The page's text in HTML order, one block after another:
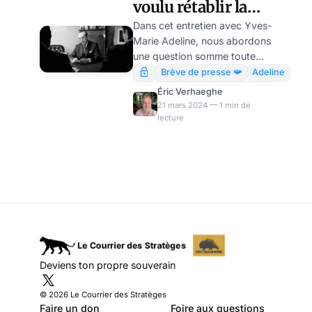
du corps social.
voulu rétablir la
monarchie ?
Dans cet entretien avec Yves-
Marie Adeline, nous abordons
une question somme toute
assez méconnue de la geste
gaullienne : le grand Charles
rêvait-il ou non de rétablir la
monarchie en France ? Dans
Brève de presse 📯
Adeline
Éric Verhaeghe
21 mars 2024 — 1 min de
lecture
Deviens ton propre souverain
© 2026 Le Courrier des Stratèges
Faire un don Foire aux questions